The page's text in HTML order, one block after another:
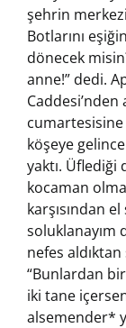
şehrin
Botlarını
dönecek
anne!” dedi.
Caddesi’nden
cumartesisine
köşeye
yaktı. Üflediği
kocaman
karşısından
soluklanayım
nefes aldıktan
“Bunlardan
iki tane
alsemender*